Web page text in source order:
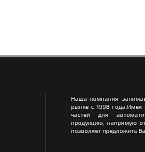
Наша компания
рынке с 1998
частей для
продукцию, напрямую
позволяет предложить